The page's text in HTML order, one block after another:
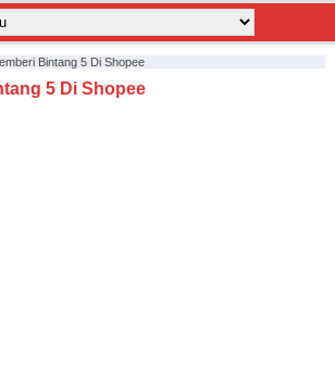
Bintang 5 Di Shopee
5 Di Shopee